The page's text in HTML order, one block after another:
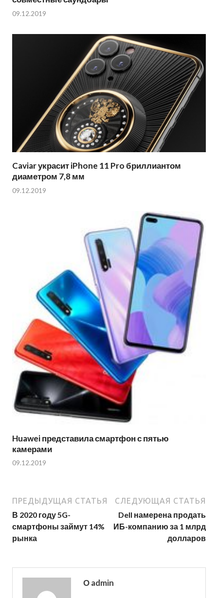
09.12.2019
Caviar украсит iPhone 11 Pro бриллиантом
диаметром 7,8 мм
09.12.2019
Huawei представила смартфон с пятью
камерами
09.12.2019
ПРЕДЫДУЩАЯ СТАТЬЯ
В 2020 году 5G-
смартфоны займут 14%
рынка
СЛЕДУЮЩАЯ СТАТЬЯ
Dell намерена продать
ИБ-компанию за 1 млрд
долларов
О admin